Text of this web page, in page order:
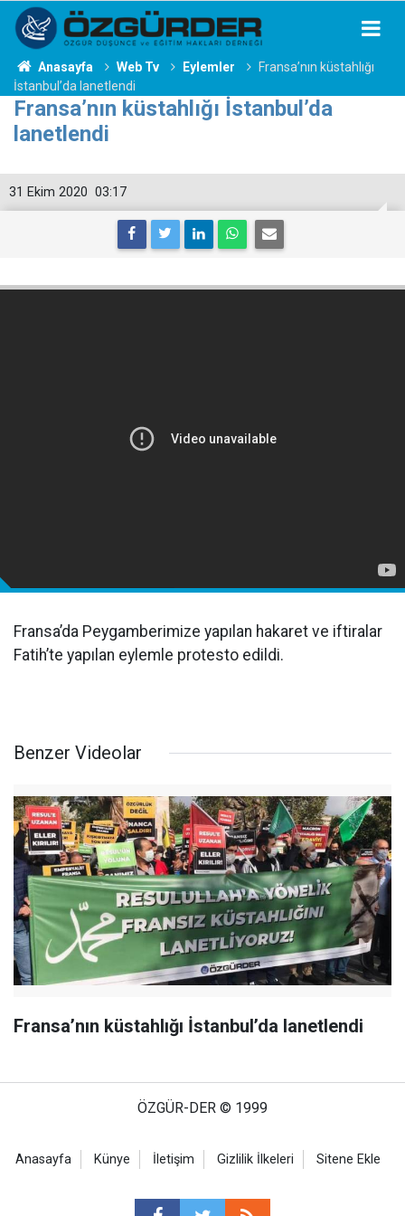
Anasayfa Web Tv Eylemler
Fransa’nın küstahlığı
İstanbul’da lanetlendi
Fransa’nın küstahlığı İstanbul’da
lanetlendi
03:17
31 Ekim 2020
Fransa’da Peygamberimize yapılan hakaret ve iftiralar
Fatih’te yapılan eylemle protesto edildi.
Benzer Videolar
Fransa’nın küstahlığı İstanbul’da lanetlendi
ÖZGÜR-DER © 1999
Anasayfa Künye İletişim Gizlilik İlkeleri Sitene Ekle